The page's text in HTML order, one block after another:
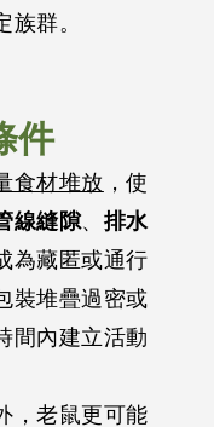
群。
件
食材堆放 ，使
線縫隙、 排水
為藏匿或通行
裝堆疊過密或
間內建立活動
，老鼠更可能